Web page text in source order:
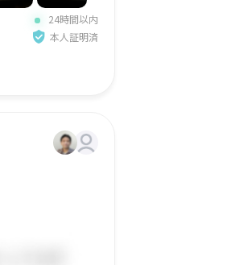
24時間以内
本人証明済